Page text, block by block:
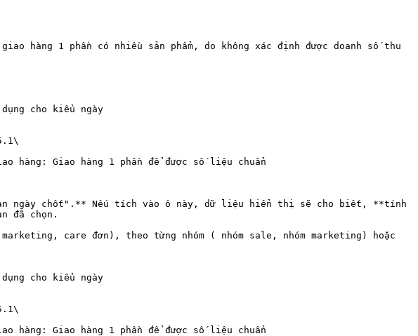
cho kiểu ngày
hàng: Giao hàng 1 phần để được số liệu chuẩn
ngày chốt".** Nếu tích vào ô này, dữ liệu hiển thị sẽ cho biết, **tính
đã chọn.
care đơn), theo từng nhóm ( nhóm sale, nhóm marketing) hoặc
cho kiểu ngày
hàng: Giao hàng 1 phần để được số liệu chuẩn